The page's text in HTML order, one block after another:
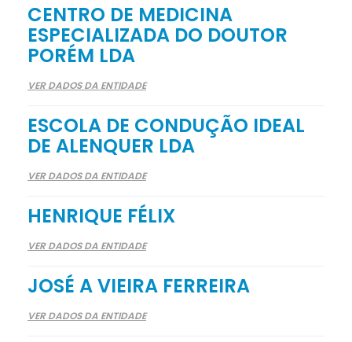
CENTRO DE MEDICINA
ESPECIALIZADA DO DOUTOR
PORÉM LDA
VER DADOS DA ENTIDADE
ESCOLA DE CONDUÇÃO IDEAL
DE ALENQUER LDA
VER DADOS DA ENTIDADE
HENRIQUE FÉLIX
VER DADOS DA ENTIDADE
JOSÉ A VIEIRA FERREIRA
VER DADOS DA ENTIDADE